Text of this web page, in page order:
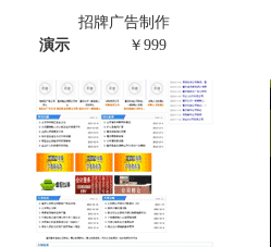
招牌广告制作
演示
￥999